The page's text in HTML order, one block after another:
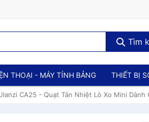
Tìm
THOẠI - MÁY TÍNH BẢNG THIẾT BỊ
CA25 - Quạt Tản Nhiệt Lò Xo Mini